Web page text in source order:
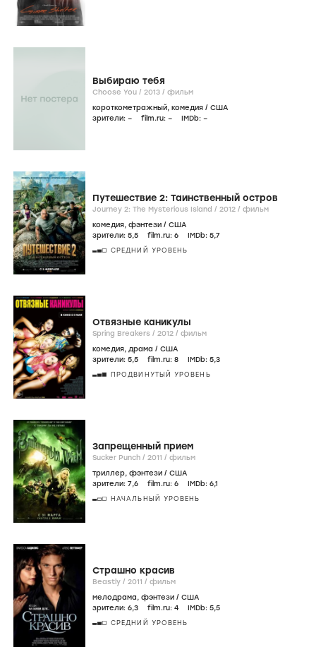
Выбираю тебя
Choose You / 2013 / фильм
короткометражный, комедия / США
зрители: – film.ru: – IMDb: –
Путешествие 2: Таинственный остров
Journey 2: The Mysterious Island / 2012 / фильм
комедия, фэнтези / США
зрители: 5,5 film.ru: 6 IMDb: 5,7
СРЕДНИЙ УРОВЕНЬ
Отвязные каникулы
Spring Breakers / 2012 / фильм
комедия, драма / США
зрители: 5,5 film.ru: 8 IMDb: 5,3
ПРОДВИНУТЫЙ УРОВЕНЬ
Запрещенный прием
Sucker Punch / 2011 / фильм
триллер, фэнтези / США
зрители: 7,6 film.ru: 6 IMDb: 6,1
НАЧАЛЬНЫЙ УРОВЕНЬ
Страшно красив
Beastly / 2011 / фильм
мелодрама, фэнтези / США
зрители: 6,3 film.ru: 4 IMDb: 5,5
СРЕДНИЙ УРОВЕНЬ